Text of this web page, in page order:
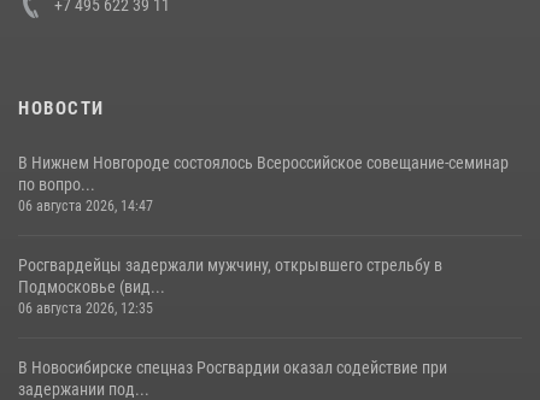
+7 495 622 39 11
НОВОСТИ
В Нижнем Новгороде состоялось Всероссийское совещание-семинар
по вопро...
06 августа 2026, 14:47
Росгвардейцы задержали мужчину, открывшего стрельбу в
Подмосковье (вид...
06 августа 2026, 12:35
В Новосибирске спецназ Росгвардии оказал содействие при
задержании под...